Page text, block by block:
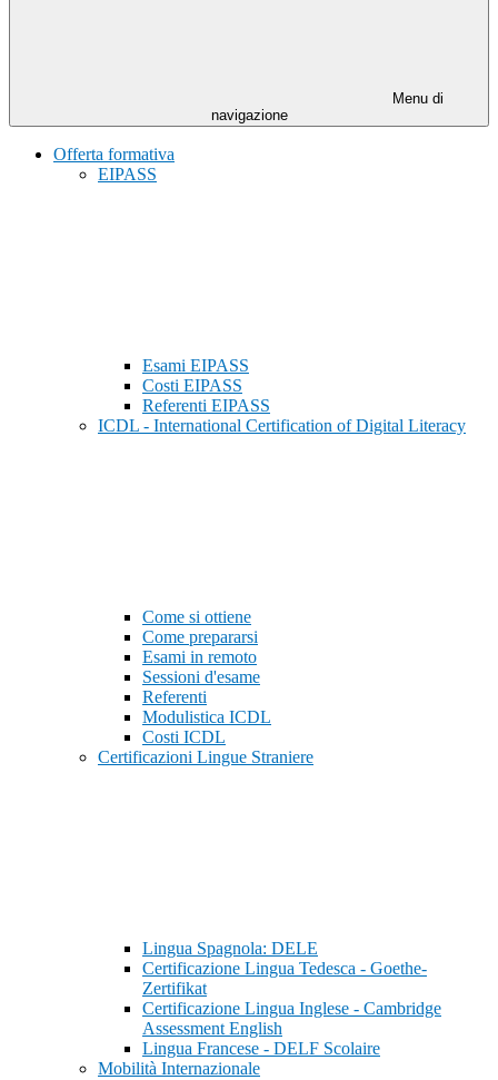
Menu di
navigazione
Offerta formativa
EIPASS
Esami EIPASS
Costi EIPASS
Referenti EIPASS
ICDL - International Certification of Digital Literacy
Come si ottiene
Come prepararsi
Esami in remoto
Sessioni d'esame
Referenti
Modulistica ICDL
Costi ICDL
Certificazioni Lingue Straniere
Lingua Spagnola: DELE
Certificazione Lingua Tedesca - Goethe-
Zertifikat
Certificazione Lingua Inglese - Cambridge
Assessment English
Lingua Francese - DELF Scolaire
Mobilità Internazionale